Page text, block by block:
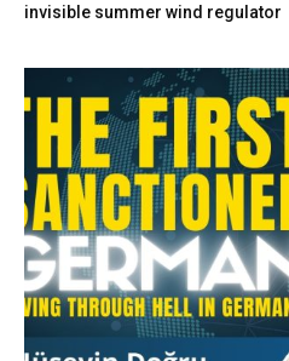
invisible summer wind regulator